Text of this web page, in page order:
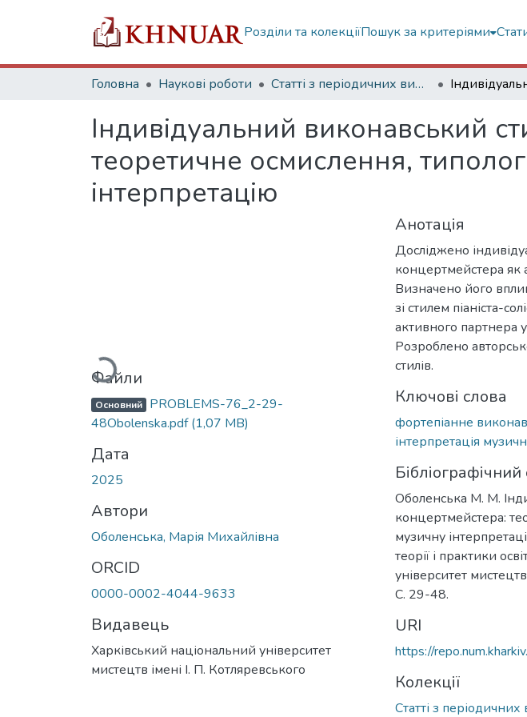
Розділи та колекціїПошук за критеріями
Головна Наукові роботи Статті з періодичних видань
Індивідуальний виконавський
теоретичне осмислення,
інтерпретацію
Вантажиться...
Файли
Основний PROBLEMS-76_2-29-
48Obolenska.pdf(1,07 MB)
Дата
2025
Автори
Оболенська, Марія Михайлівна
ORCID
0000-0002-4044-9633
Видавець
Харківський національний університет
мистецтв імені І. П. Котляревського
Анотація
Досліджено
концертмейстера як
Визначено його
зі стилем піаніста-
активного партнера
Розроблено
стилів.
Ключові слова
фортепіанне
інтерпретація
Оболенська М. М.
концертмейстера:
музичну
теорії і практики
університет
С. 29-48.
URI
https://
Колекції
Статті з